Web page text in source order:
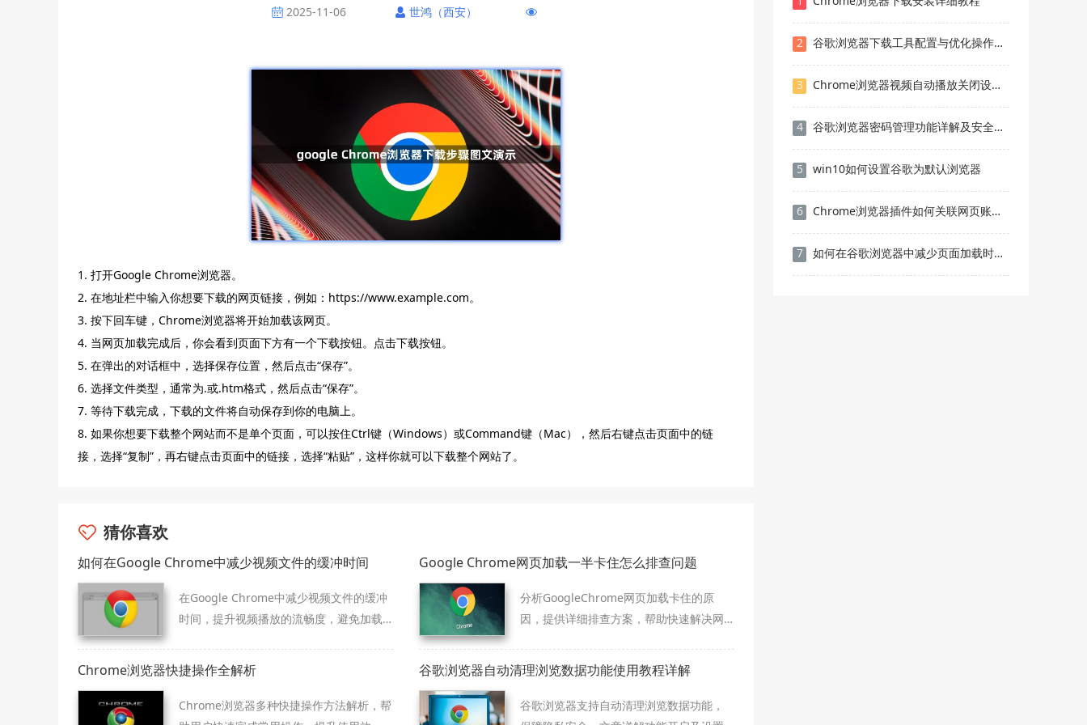
2025-11-06 世鸿（西安）
1. 打开Google Chrome浏览器。
2. 在地址栏中输入你想要下载的网页链接，例如：https://www.example.com。
3. 按下回车键，Chrome浏览器将开始加载该网页。
4. 当网页加载完成后，你会看到页面下方有一个下载按钮。点击下载按钮。
5. 在弹出的对话框中，选择保存位置，然后点击“保存”。
6. 选择文件类型，通常为.或.htm格式，然后点击“保存”。
7. 等待下载完成，下载的文件将自动保存到你的电脑上。
8. 如果你想要下载整个网站而不是单个页面，可以按住Ctrl键（Windows）或Command键（Mac），然后右键点击页面中的链
接，选择“复制”，再右键点击页面中的链接，选择“粘贴”，这样你就可以下载整个网站了。
猜你喜欢
如何在Google Chrome中减少视频文件的缓冲时间
在Google Chrome中减少视频文件的缓冲
时间，提升视频播放的流畅度，避免加载
Google Chrome网页加载一半卡住怎么排查问题
分析GoogleChrome网页加载卡住的原
因，提供详细排查方案，帮助快速解决网
Chrome浏览器快捷操作全解析
Chrome浏览器多种快捷操作方法解析，帮
谷歌浏览器自动清理浏览数据功能使用教程详解
谷歌浏览器支持自动清理浏览数据功能，
2 谷歌浏览器下载工具配置与优化操作方法
3 Chrome浏览器视频自动播放关闭设置教程
4 谷歌浏览器密码管理功能详解及安全使用方法分享
5 win10如何设置谷歌为默认浏览器
6 Chrome浏览器插件如何关联网页账号数据
7 如何在谷歌浏览器中减少页面加载时的重复数据